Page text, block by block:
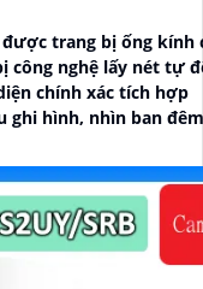
được trang bị ống kính
công nghệ lấy nét tự
chính xác tích hợp
ghi hình, nhìn ban